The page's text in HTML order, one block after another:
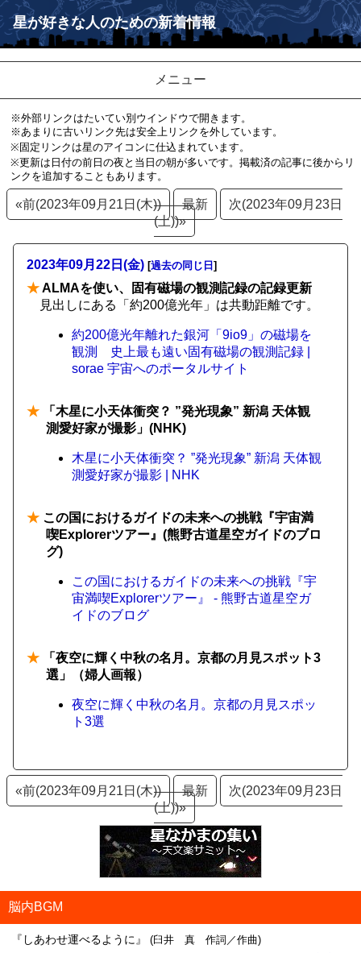
星が好きな人のための新着情報
メニュー
※外部リンクはたいてい別ウインドウで開きます。
※あまりに古いリンク先は安全上リンクを外しています。
※固定リンクは星のアイコンに仕込まれています。
※更新は日付の前日の夜と当日の朝が多いです。掲載済の記事に後からリ
ンクを追加することもあります。
«前(2023年09月21日(木)) 最新
次(2023年09月23日
(土))»
2023年09月22日(金) [過去の同じ日 ]
★ALMAを使い、固有磁場の観測記録の記録更新
見出しにある「約200億光年」は共動距離です。
約200億光年離れた銀河「9io9」の磁場を
観測 史上最も遠い固有磁場の観測記録 |
sorae 宇宙へのポータルサイト
★ 「木星に小天体衝突？ ”発光現象” 新潟 天体観
測愛好家が撮影」(NHK)
木星に小天体衝突？ ”発光現象” 新潟 天体観
測愛好家が撮影 | NHK
★ この国におけるガイドの未来への挑戦『宇宙満
喫Explorerツアー』(熊野古道星空ガイドのブロ
グ)
この国におけるガイドの未来への挑戦『宇
宙満喫Explorerツアー』 - 熊野古道星空ガ
イドのブログ
★ 「夜空に輝く中秋の名月。京都の月見スポット3
選」（婦人画報）
夜空に輝く中秋の名月。京都の月見スポッ
ト3選
«前(2023年09月21日(木)) 最新
次(2023年09月23日
(土))»
脳内BGM
『しあわせ運べるように』 (臼井 真 作詞／作曲)